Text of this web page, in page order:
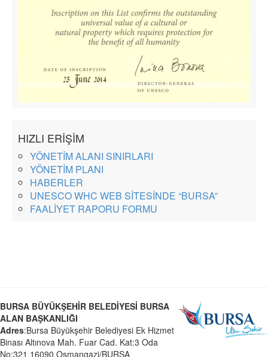
HIZLI ERİŞİM
YÖNETİM ALANI SINIRLARI
YÖNETİM PLANI
HABERLER
UNESCO WHC WEB SİTESİNDE “BURSA”
FAALİYET RAPORU FORMU
BURSA BÜYÜKŞEHİR BELEDİYESİ BURSA
ALAN BAŞKANLIĞI
Adres:Bursa Büyükşehir Belediyesi Ek Hizmet
Binası Altınova Mah. Fuar Cad. Kat:3 Oda
No:321 16090 Osmangazi/BURSA